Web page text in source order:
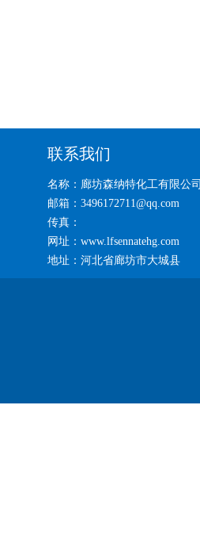
联系我们
名称：廊坊森纳特化工有限公司
邮箱：3496172711@qq.com
传真：
网址：www.lfsennatehg.com
地址：河北省廊坊市大城县